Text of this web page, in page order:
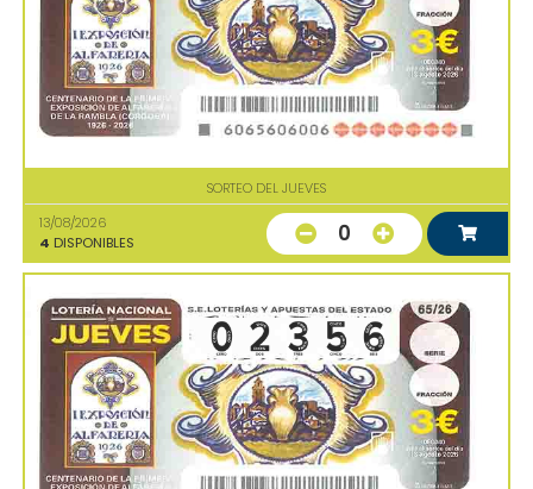
SORTEO DEL JUEVES
13/08/2026
4 DISPONIBLES 0